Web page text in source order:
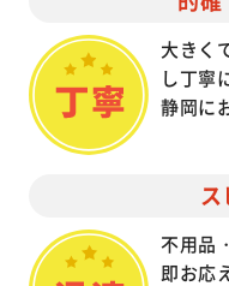
大きく
し丁寧
静岡に
不用品
即お応